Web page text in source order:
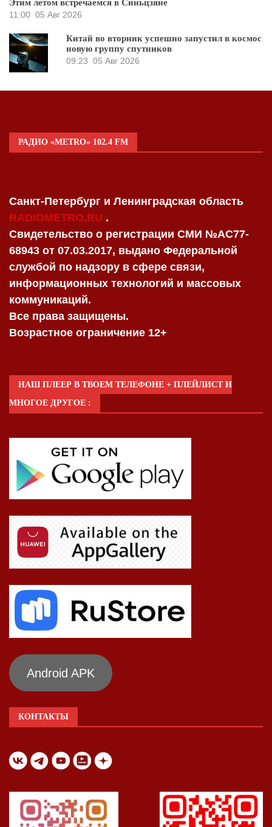
Этим летом встречаемся в Синьцзяне
11:00 05 Авг 2026
Китай во вторник успешно запустил в космос
новую группу спутников
09:23 05 Авг 2026
РАДИО «METRO» 102.4 FM
Санкт-Петербург и Ленинградская область
RADIOMETRO.RU .
Свидетельство о регистрации СМИ №AC77-
68943 от 07.03.2017, выдано Федеральной
службой по надзору в сфере связи,
информационных технологий и массовых
коммуникаций.
Все права защищены.
Возрастное ограничение 12+
НАШ ПЛЕЕР В ТВОЕМ ТЕЛЕФОНЕ + ПЛЕЙЛИСТ И
МНОГОЕ ДРУГОЕ :
Android APK
КОНТАКТЫ